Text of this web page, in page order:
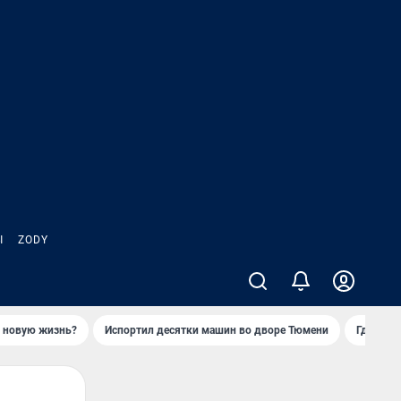
ZODY
новую жизнь? Испортил десятки машин во дворе Тюмени Где